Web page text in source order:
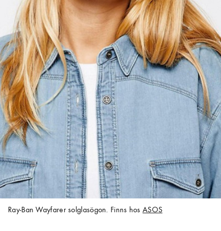
Ray-Ban Wayfarer solglasögon. Finns hosASOS